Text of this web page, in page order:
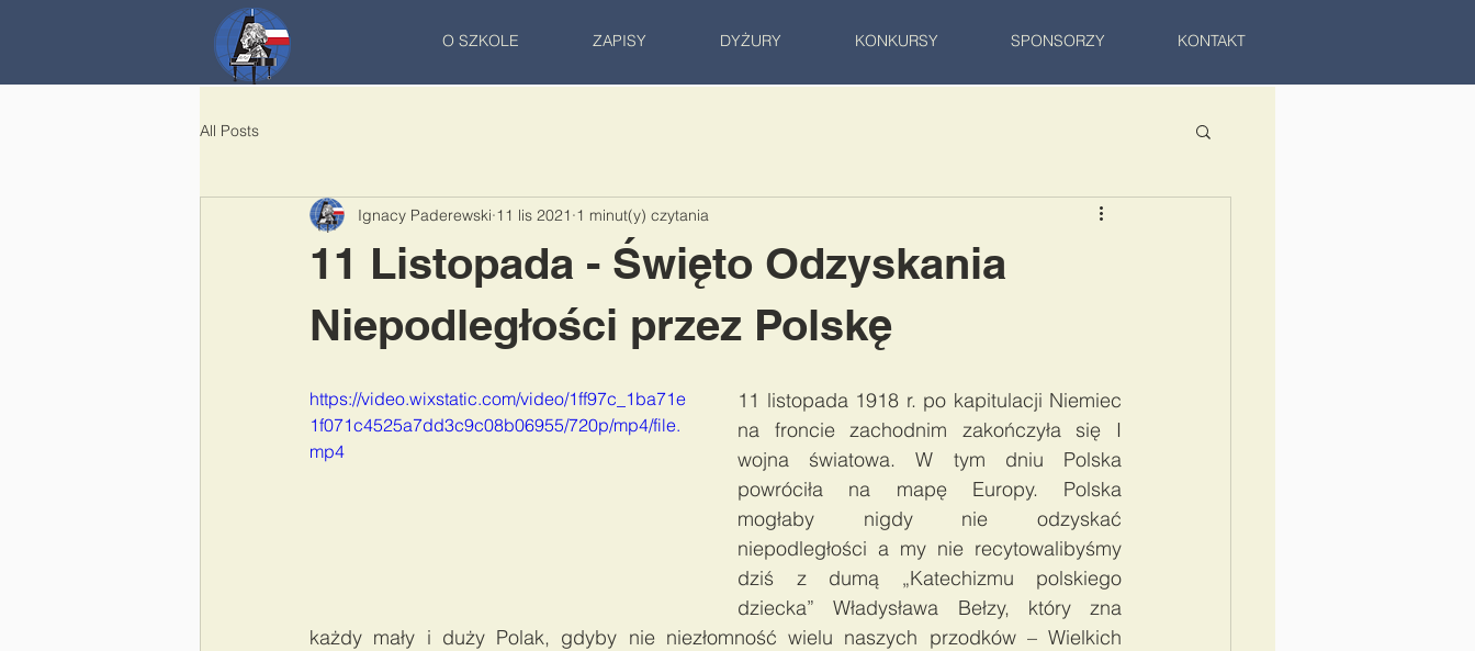
O SZKOLE ZAPISY DYŻURY KONKURSY SPONSORZY KONTAKT
All Posts
11 Listopada - Święto Odzyskania
Niepodległości przez Polskę
Ignacy Paderewski 11 lis 2021 1 minut(y) czytania
https://video.wixstatic.com/video/1ff97c_1ba71e
1f071c4525a7dd3c9c08b06955/720p/mp4/file.
mp4
11 listopada 1918 r. po kapitulacji Niemiec
na froncie zachodnim zakończyła się I
wojna światowa. W tym dniu Polska
powróciła na mapę Europy. Polska
mogłaby nigdy nie odzyskać
niepodległości a my nie recytowalibyśmy
dziś z dumą „Katechizmu polskiego
dziecka” Władysława Bełzy, który zna
każdy mały i duży Polak, gdyby nie niezłomność wielu naszych przodków – Wielkich